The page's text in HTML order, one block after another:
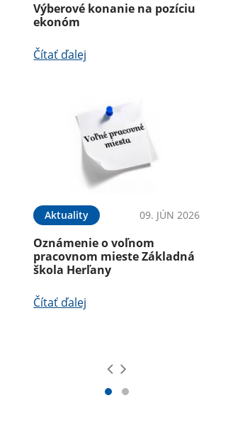
Výberové konanie na pozíciu
ekonóm
Čítať ďalej
Aktuality 09. JÚN 2026
Oznámenie o voľnom
pracovnom mieste Základná
škola Herľany
Čítať ďalej